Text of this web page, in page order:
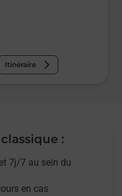
Itinéraire
:
7j/7 au sein du
en cas